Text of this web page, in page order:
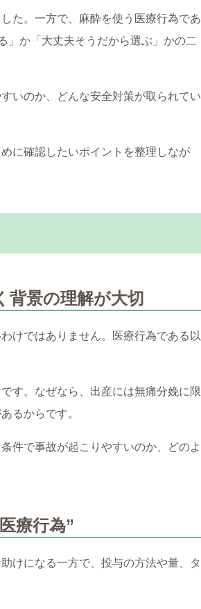
た。一方で、麻酔を使う医療行為であ
」か「大丈夫そうだから選ぶ」かの二
いのか、どんな安全対策が取られてい
に確認したいポイントを整理しなが
背景の理解が大切
けではありません。医療行為である以
す。なぜなら、出産には無痛分娩に限
るからです。
件で事故が起こりやすいのか、どのよ
療行為”
けになる一方で、投与の方法や量、タ